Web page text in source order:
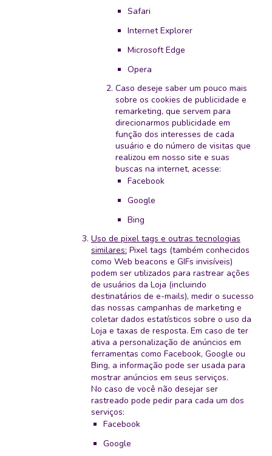
Safari
Internet Explorer
Microsoft Edge
Opera
Caso deseje saber um pouco mais
sobre os cookies de publicidade e
remarketing, que servem para
direcionarmos publicidade em
função dos interesses de cada
usuário e do número de visitas que
realizou em nosso site e suas
buscas na internet, acesse:
Facebook
Google
Bing
Uso de pixel tags e outras tecnologias
similares: Pixel tags (também conhecidos
como Web beacons e GIFs invisíveis)
podem ser utilizados para rastrear ações
de usuários da Loja (incluindo
destinatários de e-mails), medir o sucesso
das nossas campanhas de marketing e
coletar dados estatísticos sobre o uso da
Loja e taxas de resposta. Em caso de ter
ativa a personalização de anúncios em
ferramentas como Facebook, Google ou
Bing, a informação pode ser usada para
mostrar anúncios em seus serviços.
No caso de você não desejar ser
rastreado pode pedir para cada um dos
serviços:
Facebook
Google